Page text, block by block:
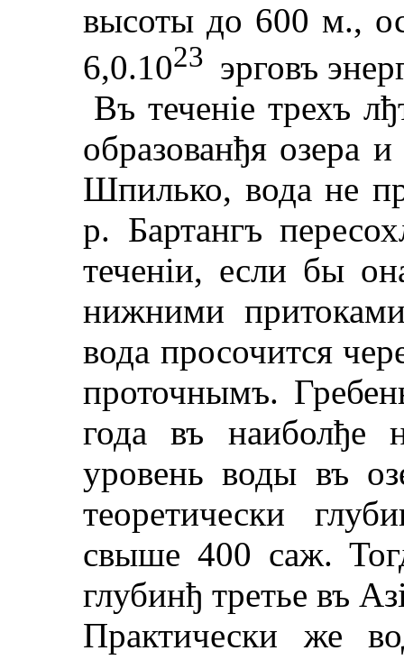
высоты до 600 м.,
6,0.1023 эрговъ
Въ теченiе трехъ
образованђя озера
Шпилько, вода не
р. Бартангъ
теченiи, если бы
нижними
вода просочится
проточнымъ.
года въ наиболђе
уровень воды въ
теоретически
свыше 400 саж.
глубинђ третье въ
Практически же